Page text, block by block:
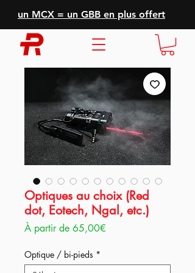
un MCX = un GBB en plus offert
Optiques au choix (Red
dot, Eotech, Ngal, etc.)
À partir de 65,00€Prix
Optique / bi-pieds *